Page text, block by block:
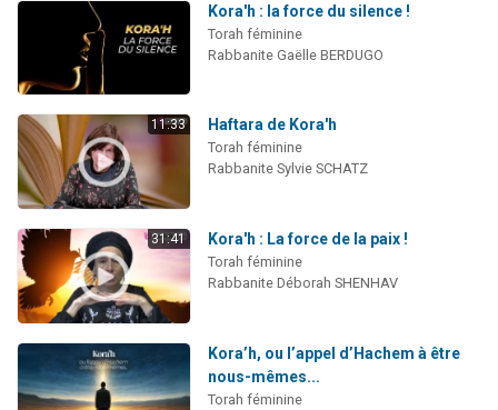
Kora'h : la force du silence !
Torah féminine
Rabbanite Gaëlle BERDUGO
11:33 Haftara de Kora'h
Torah féminine
Rabbanite Sylvie SCHATZ
31:41 Kora'h : La force de la paix !
Torah féminine
Rabbanite Déborah SHENHAV
Kora’h, ou l’appel d’Hachem à être
nous-mêmes...
Torah féminine